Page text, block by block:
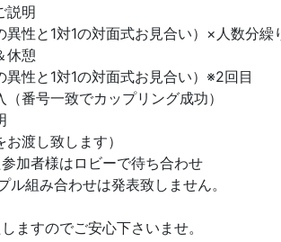
説明
性と1対1の対面式お見合い）×人数分繰
休憩
性と1対1の対面式お見合い）※2回目
番号一致でカップリング成功）
渡し致します）
加者様はロビーで待ち合わせ
組み合わせは発表致しません。
ますのでご安心下さいませ。